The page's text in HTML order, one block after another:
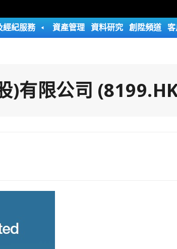
經紀服務 資產管理 資料研究 創陞頻道
)有限公司